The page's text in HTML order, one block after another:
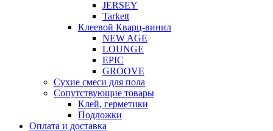
JERSEY
Tarkett
Клеевой Кварц-винил
NEW AGE
LOUNGE
EPIC
GROOVE
Сухие смеси для пола
Сопутствующие товары
Клей, герметики
Подложки
Оплата и доставка